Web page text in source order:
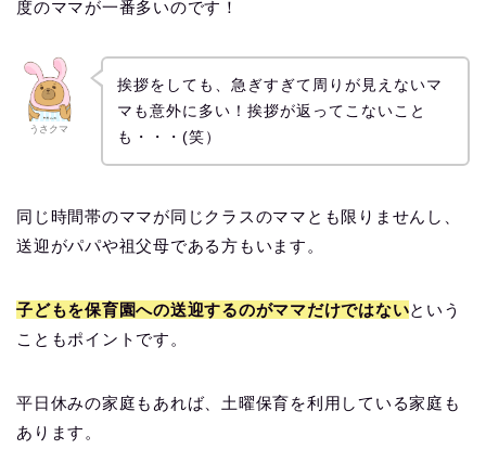
度のママが一番多いのです！
うさクマ
挨拶をしても、急ぎすぎて周りが見えないマ
マも意外に多い！挨拶が返ってこないこと
も・・・(笑）
同じ時間帯のママが同じクラスのママとも限りませんし、
送迎がパパや祖父母である方もいます。
子どもを保育園への送迎するのがママだけではないという
こともポイントです。
平日休みの家庭もあれば、土曜保育を利用している家庭も
あります。